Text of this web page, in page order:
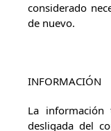
considerado
de nuevo.
INFORMACIÓN
La
desligada del